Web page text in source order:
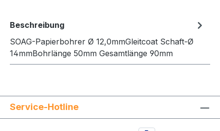
Beschreibung
SOAG-Papierbohrer Ø 12,0mmGleitcoat Schaft-Ø
14mmBohrlänge 50mm Gesamtlänge 90mm
Service-Hotline